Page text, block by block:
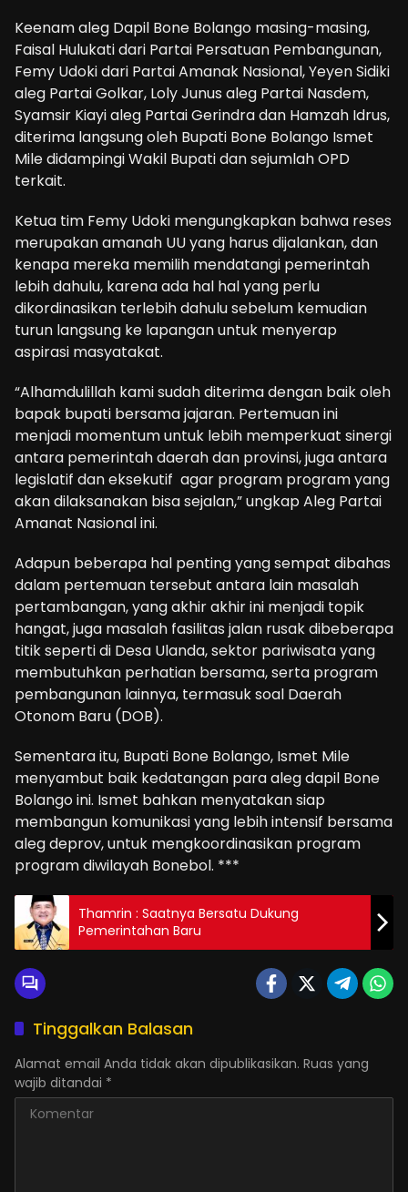
Keenam aleg Dapil Bone Bolango masing-masing,
Faisal Hulukati dari Partai Persatuan Pembangunan,
Femy Udoki dari Partai Amanak Nasional, Yeyen Sidiki
aleg Partai Golkar, Loly Junus aleg Partai Nasdem,
Syamsir Kiayi aleg Partai Gerindra dan Hamzah Idrus,
diterima langsung oleh Bupati Bone Bolango Ismet
Mile didampingi Wakil Bupati dan sejumlah OPD
terkait.
Ketua tim Femy Udoki mengungkapkan bahwa reses
merupakan amanah UU yang harus dijalankan, dan
kenapa mereka memilih mendatangi pemerintah
lebih dahulu, karena ada hal hal yang perlu
dikordinasikan terlebih dahulu sebelum kemudian
turun langsung ke lapangan untuk menyerap
aspirasi masyatakat.
“Alhamdulillah kami sudah diterima dengan baik oleh
bapak bupati bersama jajaran. Pertemuan ini
menjadi momentum untuk lebih memperkuat sinergi
antara pemerintah daerah dan provinsi, juga antara
legislatif dan eksekutif agar program program yang
akan dilaksanakan bisa sejalan,” ungkap Aleg Partai
Amanat Nasional ini.
Adapun beberapa hal penting yang sempat dibahas
dalam pertemuan tersebut antara lain masalah
pertambangan, yang akhir akhir ini menjadi topik
hangat, juga masalah fasilitas jalan rusak dibeberapa
titik seperti di Desa Ulanda, sektor pariwisata yang
membutuhkan perhatian bersama, serta program
pembangunan lainnya, termasuk soal Daerah
Otonom Baru (DOB).
Sementara itu, Bupati Bone Bolango, Ismet Mile
menyambut baik kedatangan para aleg dapil Bone
Bolango ini. Ismet bahkan menyatakan siap
membangun komunikasi yang lebih intensif bersama
aleg deprov, untuk mengkoordinasikan program
program diwilayah Bonebol. ***
Thamrin : Saatnya Bersatu Dukung
Pemerintahan Baru
Tinggalkan Balasan
Alamat email Anda tidak akan dipublikasikan. Ruas yang
wajib ditandai *